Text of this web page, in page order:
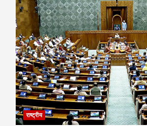
राष्ट्रीय